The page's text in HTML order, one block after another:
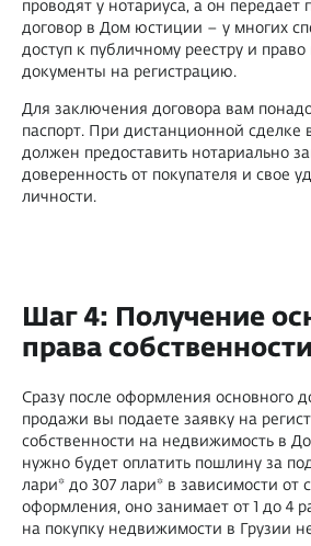
проводят у нотариуса, а он
договор в Дом юстиции – у многих
доступ к публичному реестру и
документы на регистрацию.
Для заключения договора вам
паспорт. При дистанционной сделке
должен предоставить нотариально
доверенность от покупателя и свое
личности.
Шаг 4: Получение
права собственности
Сразу после оформления основного
продажи вы подаете заявку на
собственности на недвижимость в
нужно будет оплатить пошлину за
лари* до 307 лари* в зависимости от
оформления, оно занимает от 1 до 4
на покупку недвижимости в Грузии